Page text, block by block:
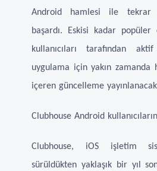
Android hamlesi ile tekrar
başardı. Eskisi kadar
kullanıcıları tarafından
uygulama için yakın
içeren güncelleme
Clubhouse Android
Clubhouse, iOS işletim
sürüldükten yaklaşık bir yıl